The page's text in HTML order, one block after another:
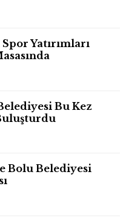
Yatırımları
Bu Kez
Bolu Belediyesi